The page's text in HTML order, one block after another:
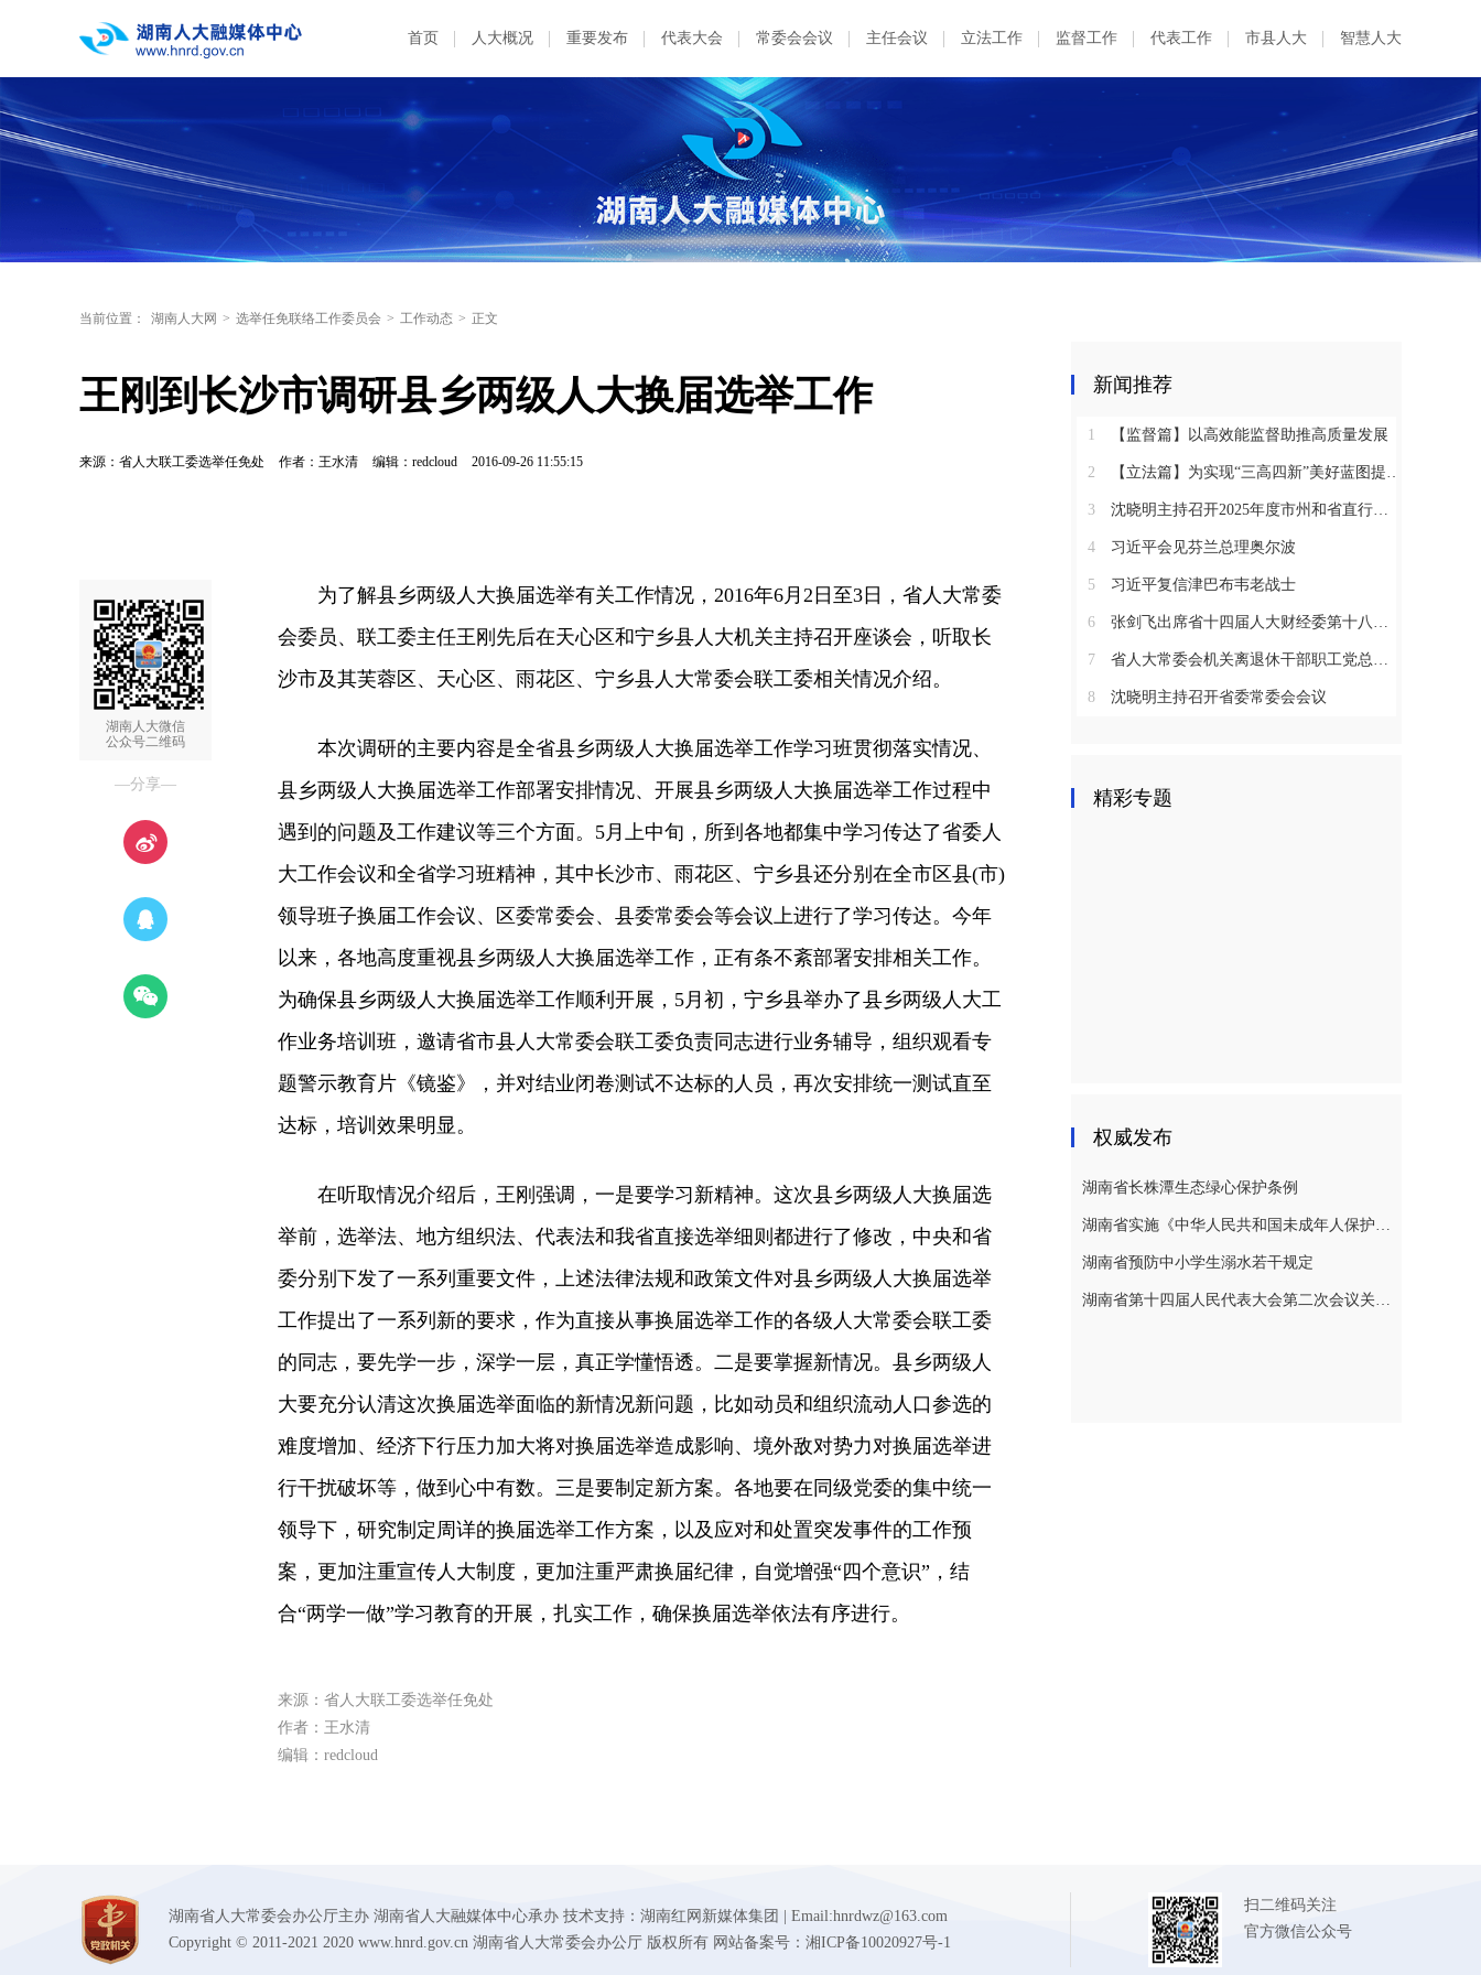
首页 人大概况 重要发布 代表大会 常委会会议 主任会议 立法工作 监督工作 代表工作 市县人大 智慧人大
当前位置： 湖南人大网 > 选举任免联络工作委员会 > 工作动态 > 正文
王刚到长沙市调研县乡两级人大换届选举工作
来源：省人大联工委选举任免处 作者：王水清 编辑：redcloud 2016-09-26 11:55:15
湖南人大微信
公众号二维码
—分享—
为了解县乡两级人大换届选举有关工作情况，2016年6月2日至3日，省人大常委
会委员、联工委主任王刚先后在天心区和宁乡县人大机关主持召开座谈会，听取长
沙市及其芙蓉区、天心区、雨花区、宁乡县人大常委会联工委相关情况介绍。
本次调研的主要内容是全省县乡两级人大换届选举工作学习班贯彻落实情况、
县乡两级人大换届选举工作部署安排情况、开展县乡两级人大换届选举工作过程中
遇到的问题及工作建议等三个方面。5月上中旬，所到各地都集中学习传达了省委人
大工作会议和全省学习班精神，其中长沙市、雨花区、宁乡县还分别在全市区县(市)
领导班子换届工作会议、区委常委会、县委常委会等会议上进行了学习传达。今年
以来，各地高度重视县乡两级人大换届选举工作，正有条不紊部署安排相关工作。
为确保县乡两级人大换届选举工作顺利开展，5月初，宁乡县举办了县乡两级人大工
作业务培训班，邀请省市县人大常委会联工委负责同志进行业务辅导，组织观看专
题警示教育片《镜鉴》，并对结业闭卷测试不达标的人员，再次安排统一测试直至
达标，培训效果明显。
在听取情况介绍后，王刚强调，一是要学习新精神。这次县乡两级人大换届选
举前，选举法、地方组织法、代表法和我省直接选举细则都进行了修改，中央和省
委分别下发了一系列重要文件，上述法律法规和政策文件对县乡两级人大换届选举
工作提出了一系列新的要求，作为直接从事换届选举工作的各级人大常委会联工委
的同志，要先学一步，深学一层，真正学懂悟透。二是要掌握新情况。县乡两级人
大要充分认清这次换届选举面临的新情况新问题，比如动员和组织流动人口参选的
难度增加、经济下行压力加大将对换届选举造成影响、境外敌对势力对换届选举进
行干扰破坏等，做到心中有数。三是要制定新方案。各地要在同级党委的集中统一
领导下，研究制定周详的换届选举工作方案，以及应对和处置突发事件的工作预
案，更加注重宣传人大制度，更加注重严肃换届纪律，自觉增强“四个意识”，结
合“两学一做”学习教育的开展，扎实工作，确保换届选举依法有序进行。
来源：省人大联工委选举任免处
作者：王水清
编辑：redcloud
新闻推荐
1 【监督篇】以高效能监督助推高质量发展
2 【立法篇】为实现“三高四新”美好蓝图提供坚实法治保障
3 沈晓明主持召开2025年度市州和省直行业系统党（工）委书记抓基层党建工作述职评议会议
4 习近平会见芬兰总理奥尔波
5 习近平复信津巴布韦老战士
6 张剑飞出席省十四届人大财经委第十八次全体会议
7 省人大常委会机关离退休干部职工党总支召开2025年度总结表彰大会
8 沈晓明主持召开省委常委会会议
精彩专题
权威发布
湖南省长株潭生态绿心保护条例
湖南省实施《中华人民共和国未成年人保护法》若干规定
湖南省预防中小学生溺水若干规定
湖南省第十四届人民代表大会第二次会议关于湖南省人民代表大会常务委员会工作报告的决议
湖南省人大常委会办公厅主办 湖南省人大融媒体中心承办 技术支持：湖南红网新媒体集团 | Email:hnrdwz@163.com
Copyright © 2011-2021 2020 www.hnrd.gov.cn 湖南省人大常委会办公厅 版权所有 网站备案号：湘ICP备10020927号-1
扫二维码关注
官方微信公众号